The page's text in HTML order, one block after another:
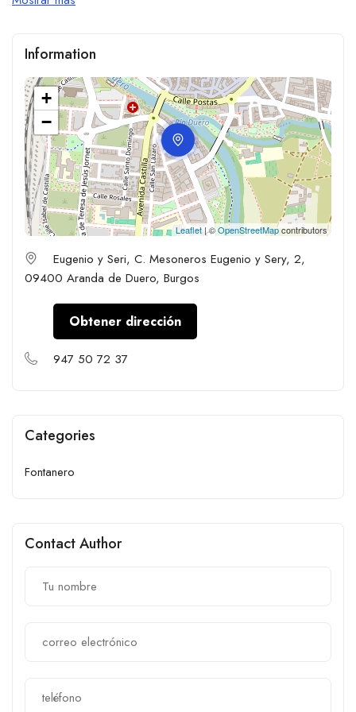
Information
+
−
Leaflet| ©OpenStreetMapcontributors
Eugenio y Seri, C. Mesoneros Eugenio y Sery, 2,
09400 Aranda de Duero, Burgos
Obtener dirección
947 50 72 37
Categories
Fontanero
Contact Author